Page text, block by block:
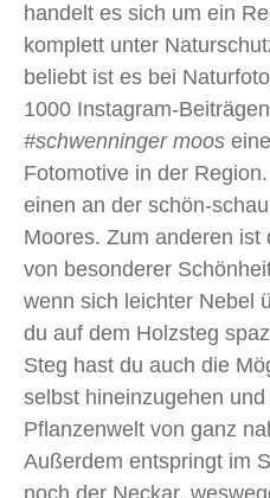
handelt es sich um ein
komplett unter
beliebt ist es bei
1000 Instagram-
#schwenninger moos
Fotomotive in der
einen an der schön-
Moores. Zum anderen
von besonderer
wenn sich leichter Nebel
du auf dem Holzsteg
Steg hast du auch die
selbst hineinzugehen
Pflanzenwelt von ganz
Außerdem entspringt im